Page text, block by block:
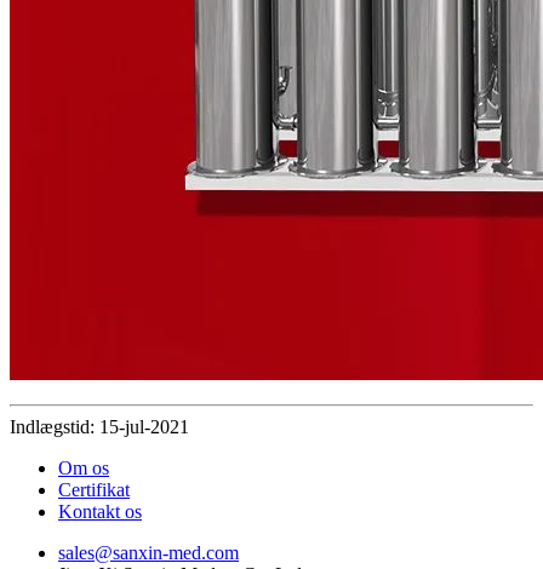
Indlægstid: 15-jul-2021
Om os
Certifikat
Kontakt os
sales@sanxin-med.com